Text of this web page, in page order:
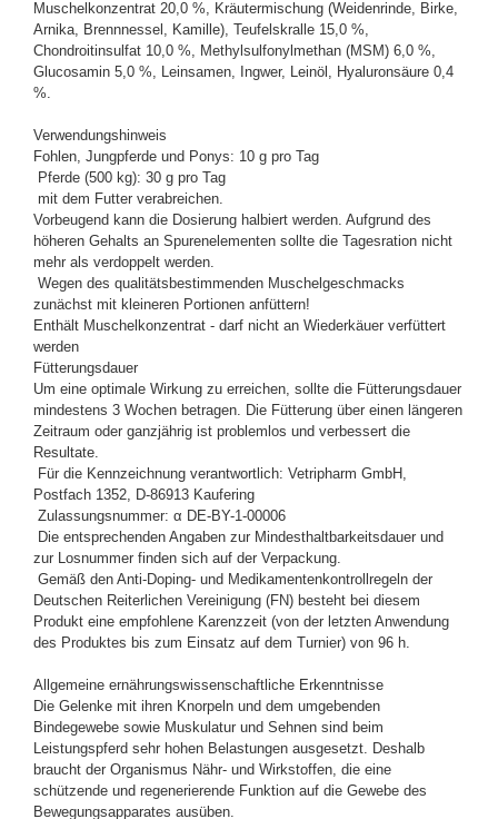
Muschelkonzentrat 20,0 %, Kräutermischung (Weidenrinde, Birke,
Arnika, Brennnessel, Kamille), Teufelskralle 15,0 %,
Chondroitinsulfat 10,0 %, Methylsulfonylmethan (MSM) 6,0 %,
Glucosamin 5,0 %, Leinsamen, Ingwer, Leinöl, Hyaluronsäure 0,4
%.
Verwendungshinweis
Fohlen, Jungpferde und Ponys: 10 g pro Tag
Pferde (500 kg): 30 g pro Tag
mit dem Futter verabreichen.
Vorbeugend kann die Dosierung halbiert werden. Aufgrund des
höheren Gehalts an Spurenelementen sollte die Tagesration nicht
mehr als verdoppelt werden.
Wegen des qualitätsbestimmenden Muschelgeschmacks
zunächst mit kleineren Portionen anfüttern!
Enthält Muschelkonzentrat - darf nicht an Wiederkäuer verfüttert
werden
Fütterungsdauer
Um eine optimale Wirkung zu erreichen, sollte die Fütterungsdauer
mindestens 3 Wochen betragen. Die Fütterung über einen längeren
Zeitraum oder ganzjährig ist problemlos und verbessert die
Resultate.
Für die Kennzeichnung verantwortlich: Vetripharm GmbH,
Postfach 1352, D-86913 Kaufering
Zulassungsnummer: α DE-BY-1-00006
Die entsprechenden Angaben zur Mindesthaltbarkeitsdauer und
zur Losnummer finden sich auf der Verpackung.
Gemäß den Anti-Doping- und Medikamentenkontrollregeln der
Deutschen Reiterlichen Vereinigung (FN) besteht bei diesem
Produkt eine empfohlene Karenzzeit (von der letzten Anwendung
des Produktes bis zum Einsatz auf dem Turnier) von 96 h.
Allgemeine ernährungswissenschaftliche Erkenntnisse
Die Gelenke mit ihren Knorpeln und dem umgebenden
Bindegewebe sowie Muskulatur und Sehnen sind beim
Leistungspferd sehr hohen Belastungen ausgesetzt. Deshalb
braucht der Organismus Nähr- und Wirkstoffen, die eine
schützende und regenerierende Funktion auf die Gewebe des
Bewegungsapparates ausüben.